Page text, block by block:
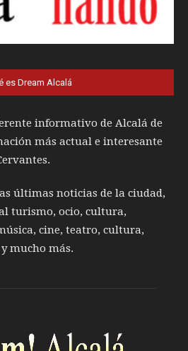
es Dream Alcalá
informativo de Alcalá de
más actual e interesante
últimas noticias de la ciudad,
turismo, ocio, cultura,
cine, teatro, cultura,
mucho más.